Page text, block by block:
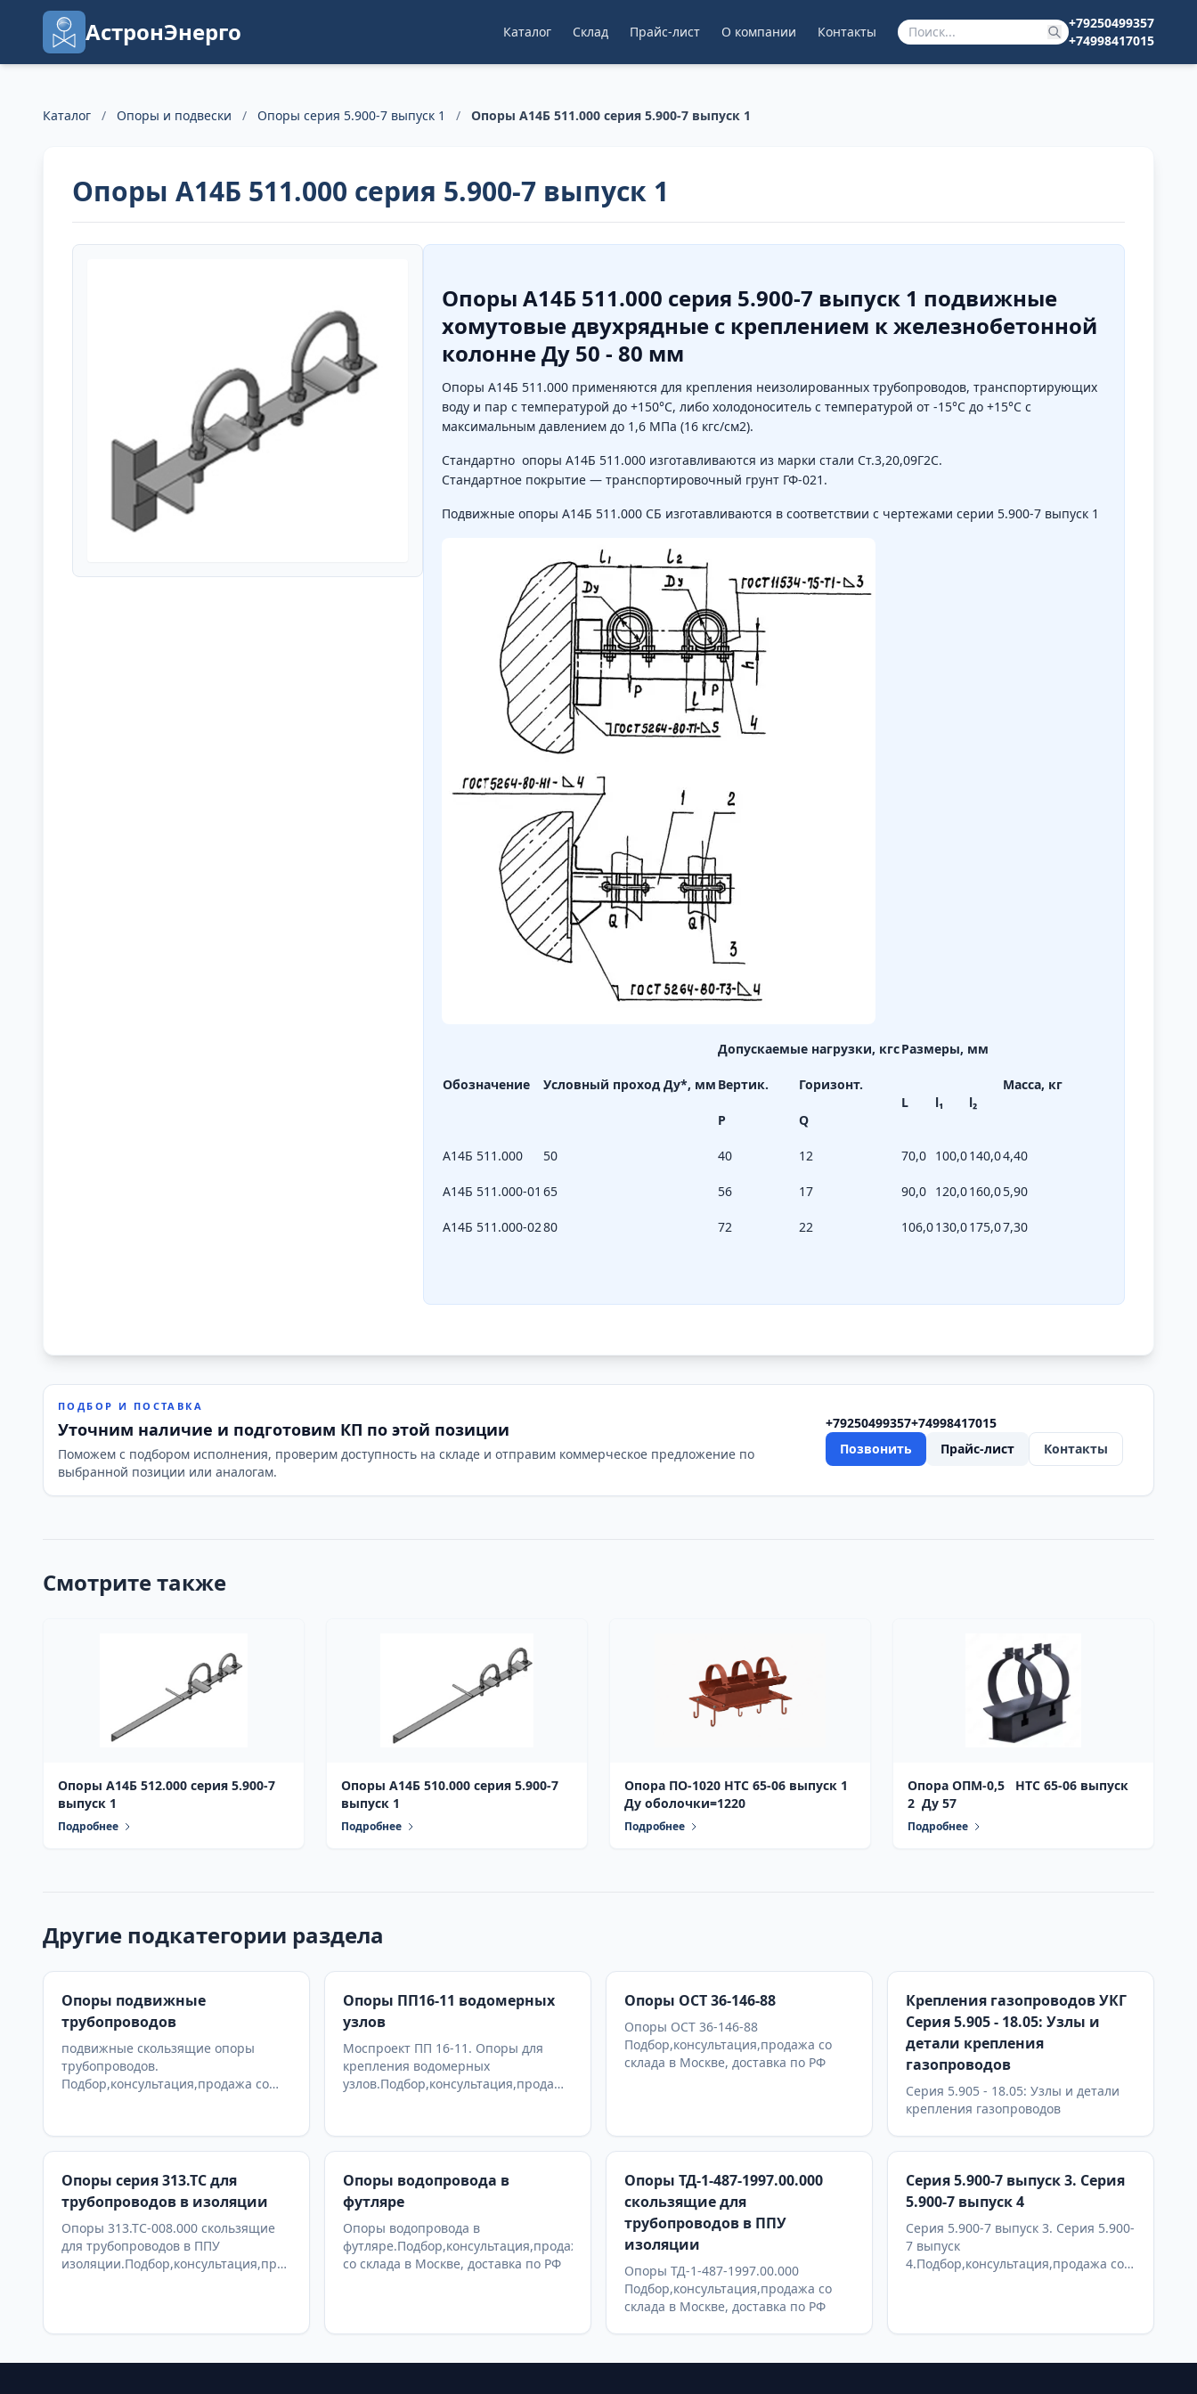
АстронЭнерго Каталог Склад Прайс-лист О компании Контакты
+79250499357
+74998417015
Каталог / Опоры и подвески / Опоры серия 5.900-7 выпуск 1 / Опоры А14Б 511.000 серия 5.900-7 выпуск 1
Опоры А14Б 511.000 серия 5.900-7 выпуск 1
Опоры А14Б 511.000 серия 5.900-7 выпуск 1 подвижные
хомутовые двухрядные с креплением к железнобетонной
колонне Ду 50 - 80 мм
Опоры А14Б 511.000 применяются для крепления неизолированных трубопроводов, транспортирующих
воду и пар с температурой до +150°С, либо холодоноситель с температурой от -15°С до +15°С с
максимальным давлением до 1,6 МПа (16 кгс/см2).
Стандартно опоры А14Б 511.000 изготавливаются из марки стали Ст.3,20,09Г2С.
Стандартное покрытие — транспортировочный грунт ГФ-021.
Подвижные опоры А14Б 511.000 СБ изготавливаются в соответствии с чертежами серии 5.900-7 выпуск 1
Обозначение Условный проход Ду*, мм
Допускаемые нагрузки, кгсРазмеры, мм
Масса, кг
Вертик.
Горизонт.
L
l₁
l₂
Р
Q
А14Б 511.000 50 40 12 70,0 100,0140,04,40
А14Б 511.000-01 65 56 17 90,0 120,0160,05,90
А14Б 511.000-0280 72 22 106,0130,0175,07,30
ПОДБОР И ПОСТАВКА
Уточним наличие и подготовим КП по этой позиции
Поможем с подбором исполнения, проверим доступность на складе и отправим коммерческое предложение по
выбранной позиции или аналогам.
+79250499357+74998417015
Позвонить
Прайс-лист Контакты
Смотрите также
Опоры А14Б 512.000 серия 5.900-7
выпуск 1
Подробнее
Опоры А14Б 510.000 серия 5.900-7
выпуск 1
Подробнее
Опора ПО-1020 НТС 65-06 выпуск 1
Ду оболочки=1220
Подробнее
Опора ОПМ-0,5 НТС 65-06 выпуск
2 Ду 57
Подробнее
Другие подкатегории раздела
Опоры подвижные
трубопроводов
подвижные скользящие опоры
трубопроводов.
Подбор,консультация,продажа со
Опоры ПП16-11 водомерных
узлов
Моспроект ПП 16-11. Опоры для
крепления водомерных
узлов.Подбор,консультация,продажа
Опоры ОСТ 36-146-88
Опоры ОСТ 36-146-88
Подбор,консультация,продажа со
склада в Москве, доставка по РФ
Крепления газопроводов УКГ
Серия 5.905 - 18.05: Узлы и
детали крепления
газопроводов
Серия 5.905 - 18.05: Узлы и детали
крепления газопроводов
Опоры серия 313.ТС для
трубопроводов в изоляции
Опоры 313.ТС-008.000 скользящие
для трубопроводов в ППУ
изоляции.Подбор,консультация,продажа
Опоры водопровода в
футляре
Опоры водопровода в
футляре.Подбор,консультация,продажа
со склада в Москве, доставка по РФ
Опоры ТД-1-487-1997.00.000
скользящие для
трубопроводов в ППУ
изоляции
Опоры ТД-1-487-1997.00.000
Подбор,консультация,продажа со
склада в Москве, доставка по РФ
Серия 5.900-7 выпуск 3. Серия
5.900-7 выпуск 4
Серия 5.900-7 выпуск 3. Серия 5.900-
7 выпуск
4.Подбор,консультация,продажа со